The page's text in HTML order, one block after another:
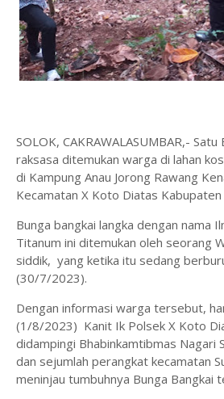
SOLOK, CAKRAWALASUMBAR,-
raksasa ditemukan warga di lahan
di Kampung Anau Jorong Rawang
Kecamatan X Koto Diatas Kabupaten
Bunga bangkai langka dengan nama
Titanum ini ditemukan oleh seorang
siddik, yang ketika itu sedang
(30/7/2023).
Dengan informasi warga tersebut,
(1/8/2023) Kanit Ik Polsek X Koto
didampingi Bhabinkamtibmas Nagari
dan sejumlah perangkat kecamatan
meninjau tumbuhnya Bunga Bangkai